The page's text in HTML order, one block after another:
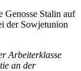
Genosse Stalin auf
der Sowjetunion
Arbeiterklasse
an der